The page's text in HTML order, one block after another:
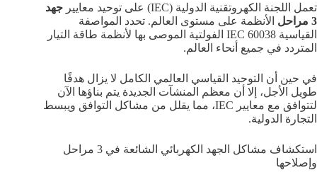
تعمل اللجنة الكهروتقنية الدولية (IEC) على توحيد معايير
جهد
3 مراحل
الأنظمة على مستوى العالم. تحدد المواصفة
القياسية IEC 60038 الفولتية الموصى بها لأنظمة طاقة التيار
المتردد في جميع أنحاء العالم.
في حين أن التوحيد القياسي العالمي الكامل لا يزال هدفًا
طويل الأجل، إلا أن معظم المنشآت الجديدة يتم بناؤها الآن
لتتوافق مع معايير IEC، مما يقلل من مشاكل التوافق ويبسط
التجارة الدولية.
استكشاف مشاكل الجهد الكهربائي الشائعة في 3 مراحل
وإصلاحها